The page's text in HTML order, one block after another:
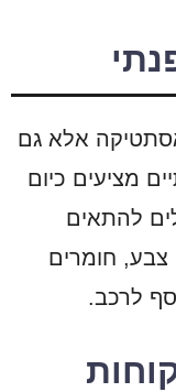
אלא גם
מציעים כיום
להתאים
צבע, חומרים
לרכב.